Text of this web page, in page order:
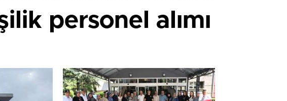
personel alımı